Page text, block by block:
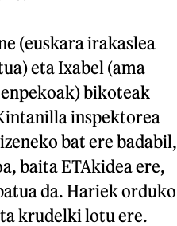
(euskara irakaslea
eta Ixabel (ama
bikoteak
inspektorea
bat ere badabil,
baita ETAkidea ere,
da. Hariek orduko
krudelki lotu ere.